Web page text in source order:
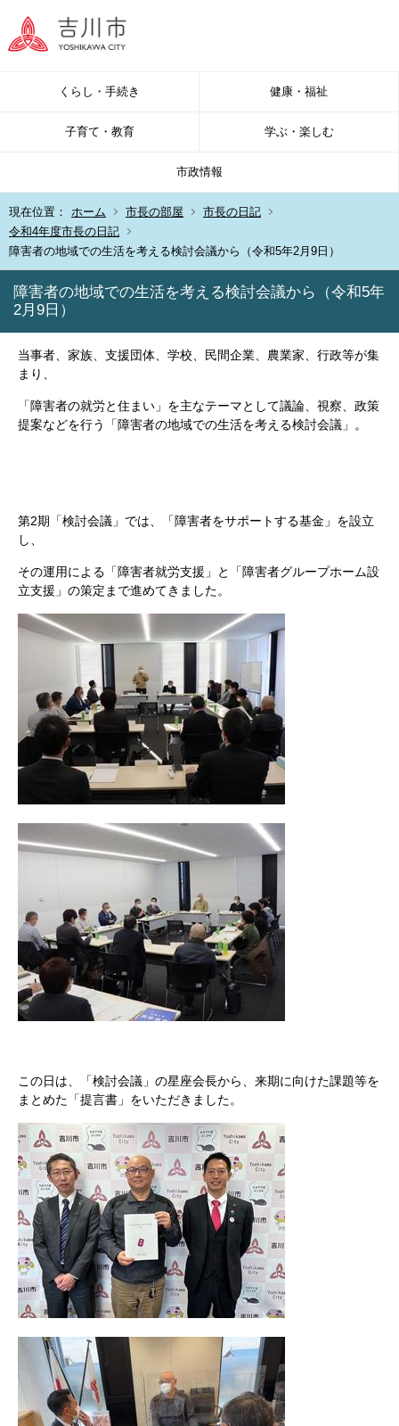
くらし・手続き 健康・福祉
子育て・教育 学ぶ・楽しむ
市政情報
現在位置： ホーム 市長の部屋
市長の日記
令和4年度市長の日記
障害者の地域での生活を考える検討会議から（令和5年2月9日）
障害者の地域での生活を考える検討会議から（令和5年
2月9日）
当事者、家族、支援団体、学校、民間企業、農業家、行政等が集
まり、
「障害者の就労と住まい」を主なテーマとして議論、視察、政策
提案などを行う「障害者の地域での生活を考える検討会議」。
第2期「検討会議」では、「障害者をサポートする基金」を設立
し、
その運用による「障害者就労支援」と「障害者グループホーム設
立支援」の策定まで進めてきました。
この日は、「検討会議」の星座会長から、来期に向けた課題等を
まとめた「提言書」をいただきました。